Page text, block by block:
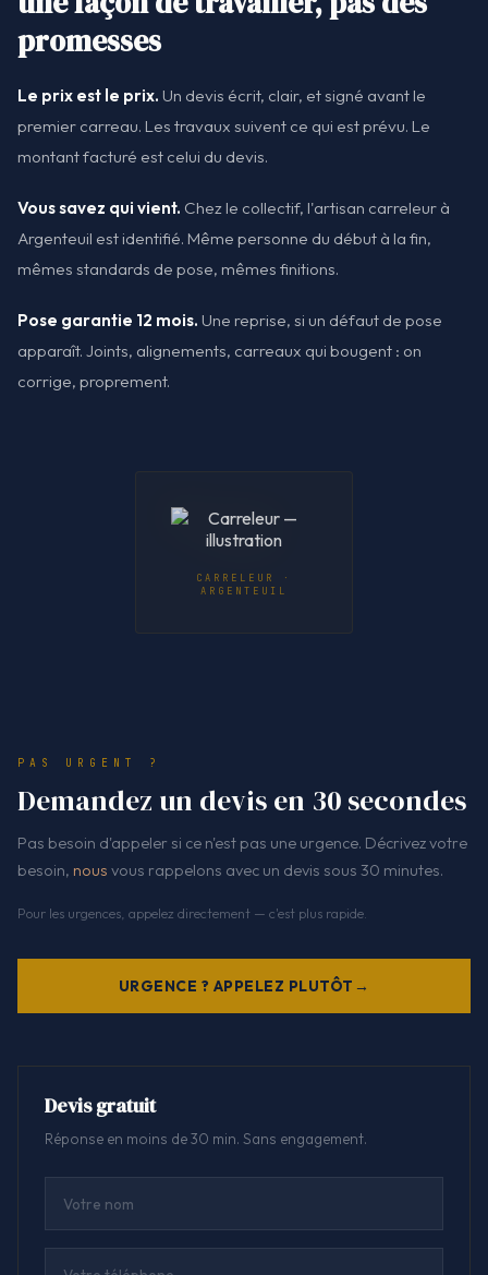
promesses
Le prix est le prix. Un devis écrit, clair, et signé avant le
premier carreau. Les travaux suivent ce qui est prévu. Le
montant facturé est celui du devis.
Vous savez qui vient. Chez le collectif, l'artisan carreleur à
Argenteuil est identifié. Même personne du début à la fin,
mêmes standards de pose, mêmes finitions.
Pose garantie 12 mois. Une reprise, si un défaut de pose
apparaît. Joints, alignements, carreaux qui bougent : on
corrige, proprement.
CARRELEUR ·
ARGENTEUIL
PAS URGENT ?
Demandez un devis en 30 secondes
Pas besoin d'appeler si ce n'est pas une urgence. Décrivez votre
besoin, nous vous rappelons avec un devis sous 30 minutes.
Pour les urgences, appelez directement — c'est plus rapide.
URGENCE ? APPELEZ PLUTÔT
Devis gratuit
Réponse en moins de 30 min. Sans engagement.